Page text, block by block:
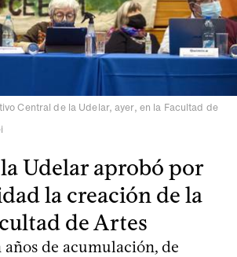
Central de la Udelar, ayer, en la Facultad de
Udelar aprobó por
la creación de la
de Artes
años de acumulación, de